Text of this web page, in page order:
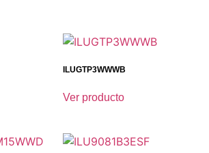
ILUGTP3WWWB
Ver producto